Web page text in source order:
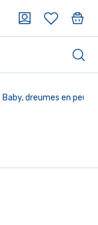
Baby, dreumes en